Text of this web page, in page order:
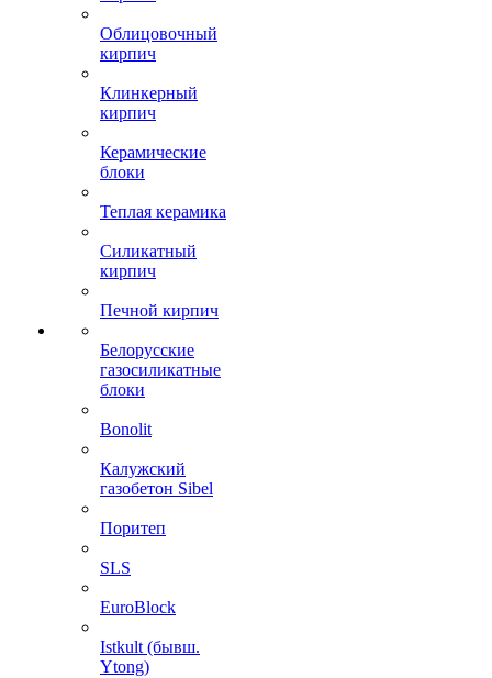
Облицовочный
кирпич
Клинкерный
кирпич
Керамические
блоки
Теплая керамика
Силикатный
кирпич
Печной кирпич
Белорусские
газосиликатные
блоки
Bonolit
Калужский
газобетон Sibel
Поритеп
SLS
EuroBlock
Istkult (бывш.
Ytong)